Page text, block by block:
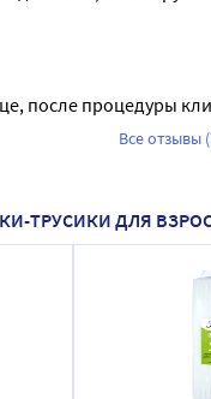
после процедуры
Все отзывы
ТРУСИКИ ДЛЯ